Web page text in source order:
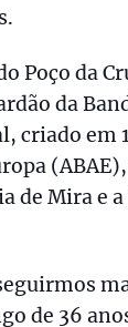
Poço da
da
criado em
de Mira e
de 36